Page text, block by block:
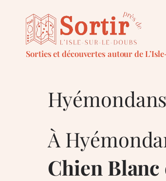
contenu
Sorties et découvertes autour de
Hyémondans
À
Chien